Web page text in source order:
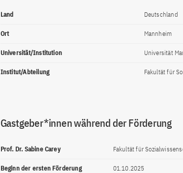
Land Deutschland
Ort Mannheim
Universität/Institution Universität
Institut/Abteilung Fakultät für
Gastgeber*innen während der Förderung
Prof. Dr. Sabine Carey Fakultät für
Beginn der ersten Förderung 01.10.2025